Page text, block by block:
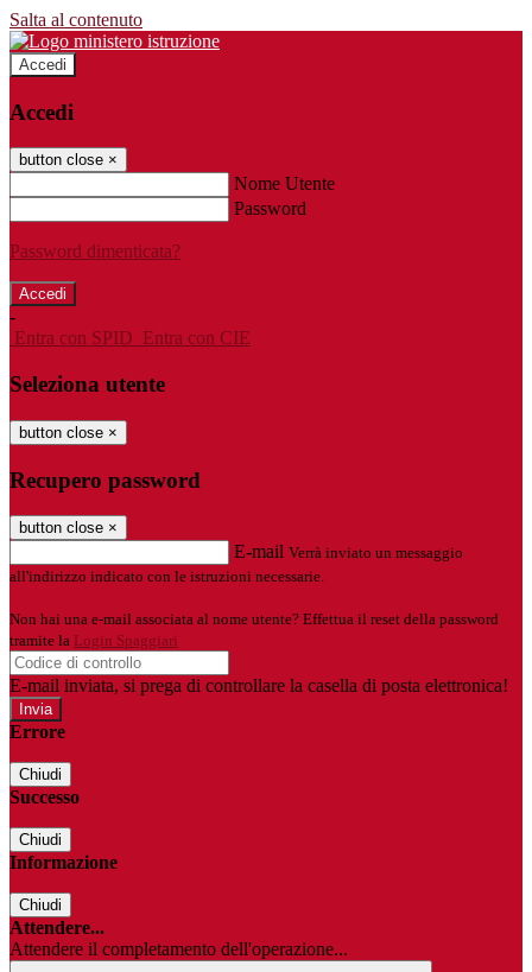
Salta al contenuto
Accedi
Accedi
button close ×
Nome Utente
Password
Password dimenticata?
-
Entra con SPID Entra con CIE
Seleziona utente
button close ×
Recupero password
button close ×
E-mail Verrà inviato un messaggio
all'indirizzo indicato con le istruzioni necessarie.
Non hai una e-mail associata al nome utente? Effettua il reset della password
tramite la Login Spaggiari
E-mail inviata, si prega di controllare la casella di posta elettronica!
Errore
Chiudi
Successo
Chiudi
Informazione
Chiudi
Attendere...
Attendere il completamento dell'operazione...